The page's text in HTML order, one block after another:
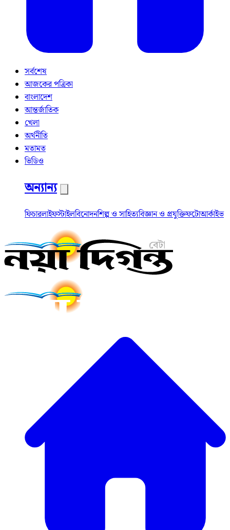
সর্বশেষ
আজকের পত্রিকা
বাংলাদেশ
আন্তর্জাতিক
খেলা
অর্থনীতি
মতামত
ভিডিও
অন্যান্য
ফিচারলাইফস্টাইলবিনোদনশিল্প ও সাহিত্যবিজ্ঞান ও প্রযুক্তিফটোআর্কাইভ